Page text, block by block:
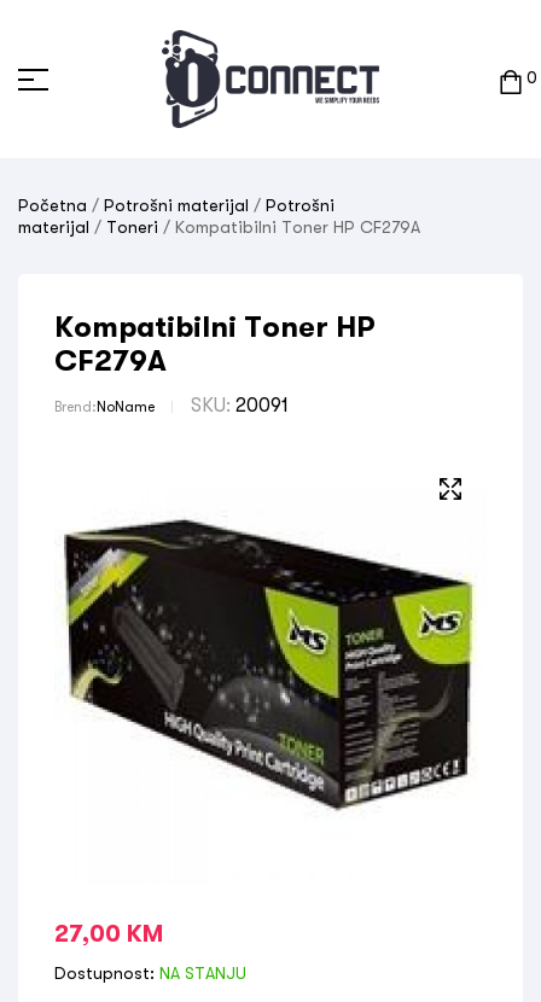
0
Početna / Potrošni materijal / Potrošni
materijal / Toneri / Kompatibilni Toner HP CF279A
Kompatibilni Toner HP
CF279A
Brend: NoName SKU: 20091
27,00 KM
Dostupnost: NA STANJU